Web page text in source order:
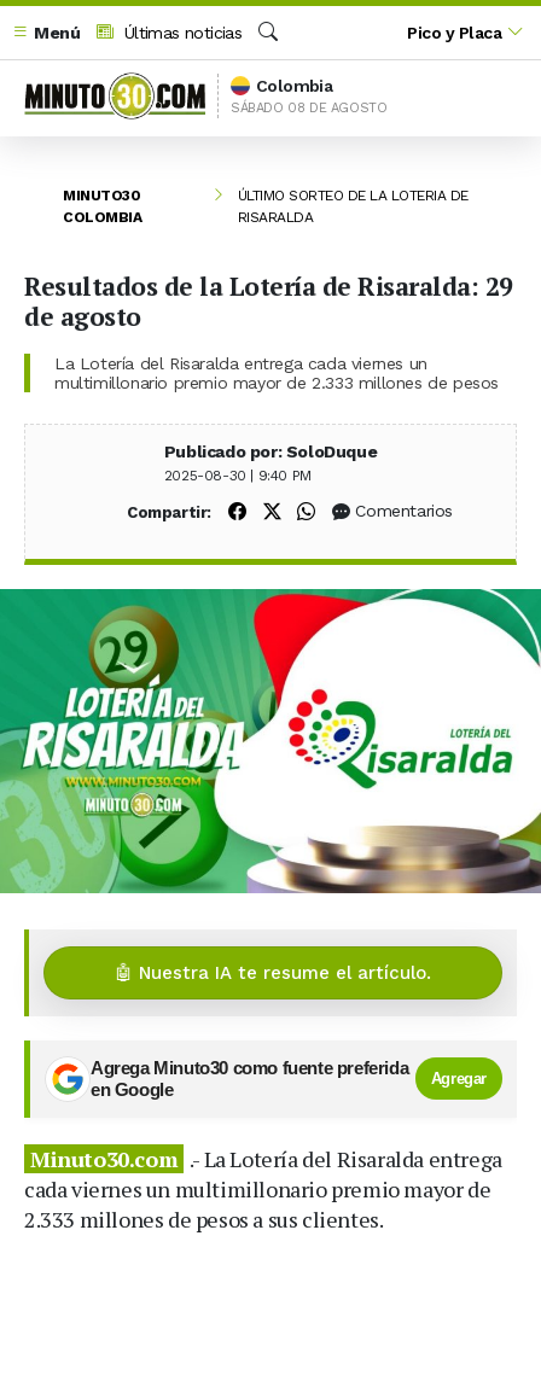
Menú
Últimas noticias
Buscar
Pico y Placa
Colombia
SÁBADO 08 DE AGOSTO
MINUTO30
COLOMBIA
ÚLTIMO SORTEO DE LA LOTERIA DE
RISARALDA
Resultados de la Lotería de Risaralda: 29
de agosto
La Lotería del Risaralda entrega cada viernes un
multimillonario premio mayor de 2.333 millones de pesos
Publicado por: SoloDuque
2025-08-30 | 9:40 PM
Compartir: Compartir en Facebook
Compartir en X (Twitter)
Compartir en WhatsApp
Comentarios
🤖 Nuestra IA te resume el artículo.
Agrega Minuto30 como fuente preferida
en Google
Agregar
Minuto30.com .- La Lotería del Risaralda entrega
cada viernes un multimillonario premio mayor de
2.333 millones de pesos a sus clientes.